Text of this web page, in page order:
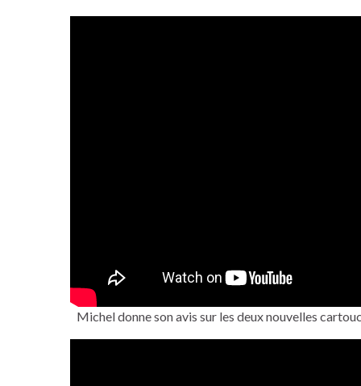
Michel donne son avis sur les deux nouvelles